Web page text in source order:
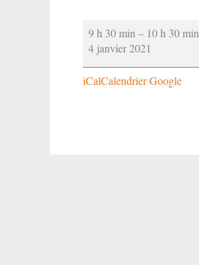
Baby
gym
9 h 30 min – 10 h 30 min
4 janvier 2021
iCalCalendrier Google